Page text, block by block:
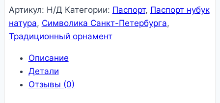
нубук
натура
Артикул: Н/Д Категории: Паспорт, Паспорт нубук
натура, Символика Санкт-Петербурга,
Традиционный орнамент
Описание
Детали
Отзывы (0)